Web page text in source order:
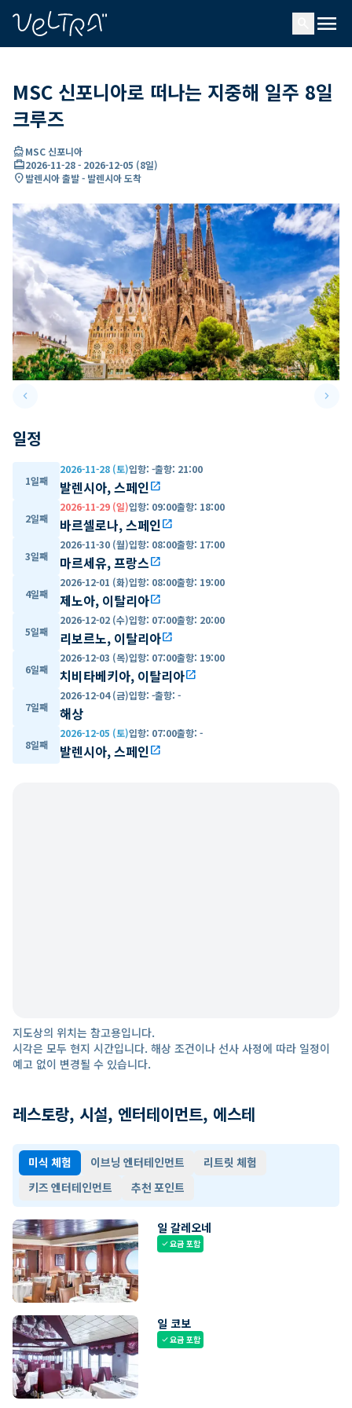
menu
MSC 신포니아로 떠나는 지중해 일주 8일
크루즈
directions_boatMSC 신포니아
card_travel2026-11-28- 2026-12-05 (8일)
location_on발렌시아 출발 - 발렌시아 도착
keyboard_arrow_leftPrevious slide keyboard_arrow_right
일정
1일째
2026-11-28 (토)입항: -출항: 21:00
발렌시아, 스페인open_in_new
2일째
2026-11-29 (일)입항: 09:00출항: 18:00
바르셀로나, 스페인open_in_new
3일째
2026-11-30 (월)입항: 08:00출항: 17:00
마르세유, 프랑스open_in_new
4일째
2026-12-01 (화)입항: 08:00출항: 19:00
제노아, 이탈리아open_in_new
5일째
2026-12-02 (수)입항: 07:00출항: 20:00
리보르노, 이탈리아open_in_new
6일째
2026-12-03 (목)입항: 07:00출항: 19:00
치비타베키아, 이탈리아open_in_new
7일째
2026-12-04 (금)입항: -출항: -
해상
8일째
2026-12-05 (토)입항: 07:00출항: -
발렌시아, 스페인open_in_new
지도상의 위치는 참고용입니다.
시각은 모두 현지 시간입니다. 해상 조건이나 선사 사정에 따라 일정이
예고 없이 변경될 수 있습니다.
레스토랑, 시설, 엔터테이먼트, 에스테
미식 체험 이브닝 엔터테인먼트
리트릿 체험
키즈 엔터테인먼트
추천 포인트
일 갈레오네
check요금 포함
일 코보
check요금 포함